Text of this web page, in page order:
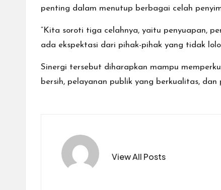
penting dalam menutup berbagai celah
“Kita soroti tiga celahnya, yaitu penyuapan,
ada ekspektasi dari pihak-pihak yang tidak
Sinergi tersebut diharapkan mampu
bersih, pelayanan publik yang berkualitas,
View All Posts